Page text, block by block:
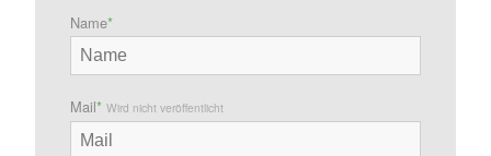
Name*
Mail* Wird nicht veröffentlicht